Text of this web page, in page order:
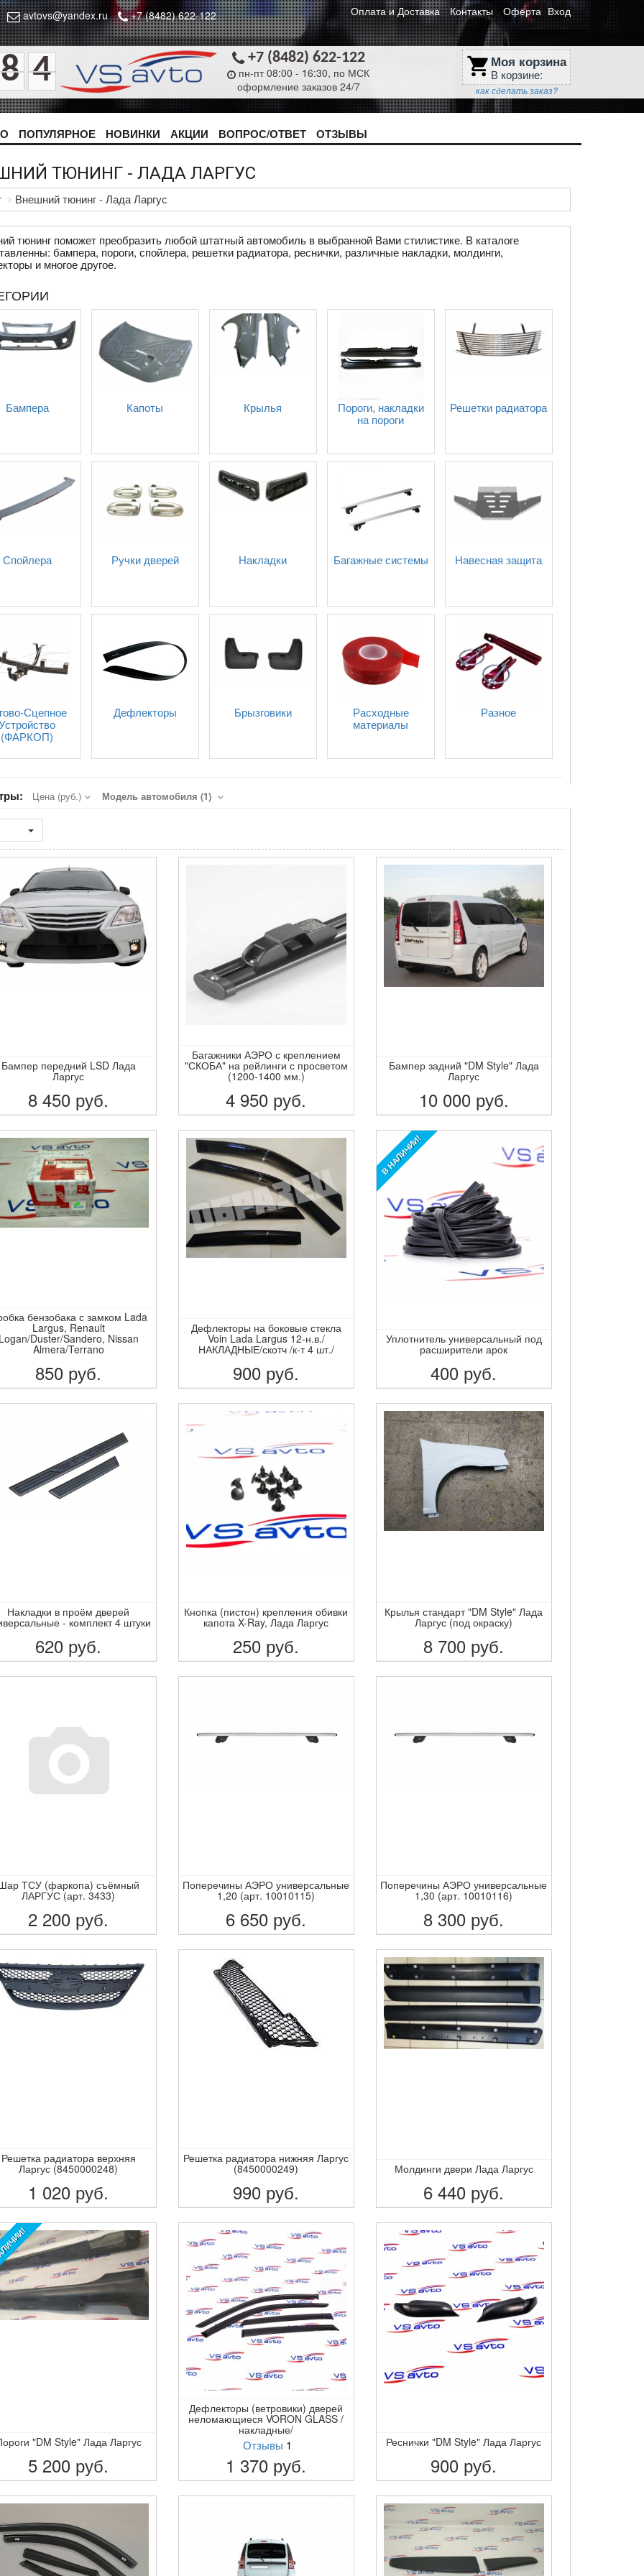
avtovs@yandex.ru +7 (8482) 622-122 Оплата и Доставка Контакты Оферта Вход
8 4 +7 (8482) 622-122
пн-пт 08:00 - 16:30, по МСК
оформление заказов 24/7
shopping_cart Моя корзина
В корзине:
как сделать заказ?
ПОПУЛЯРНОЕ НОВИНКИ АКЦИИ ВОПРОС/ОТВЕТ ОТЗЫВЫ
ТЮНИНГ - ЛАДА ЛАРГУС
Внешний тюнинг - Лада Ларгус
тюнинг поможет преобразить любой штатный автомобиль в выбранной Вами стилистике. В каталоге
бампера, пороги, спойлера, решетки радиатора, реснички, различные накладки, молдинги,
и многое другое.
Бампера Капоты Крылья
Пороги, накладки
на пороги
Решетки радиатора
Спойлера Ручки дверей Накладки Багажные системы Навесная защита
Сцепное
(ФАРКОП)
Дефлекторы Брызговики
Расходные
материалы
Разное
Цена (руб.) Модель автомобиля (1)
Бампер передний LSD Лада
Ларгус
8 450 руб.
ПОДРОБНЕЕ
Багажники АЭРО с креплением
"СКОБА" на рейлинги с просветом
(1200-1400 мм.)
4 950 руб.
ПОДРОБНЕЕ
Бампер задний "DM Style" Лада
Ларгус
10 000 руб.
ПОДРОБНЕЕ
бензобака с замком Lada
Largus, Renault
Duster/Sandero, Nissan
Almera/Terrano
850 руб.
ПОДРОБНЕЕ
Дефлекторы на боковые стекла
Voin Lada Largus 12-н.в./
НАКЛАДНЫЕ/скотч /к-т 4 шт./
900 руб.
ПОДРОБНЕЕ
В НАЛИЧИИ!
Уплотнитель универсальный под
расширители арок
400 руб.
ПОДРОБНЕЕ
Накладки в проём дверей
- комплект 4 штуки
620 руб.
ПОДРОБНЕЕ
Кнопка (пистон) крепления обивки
капота X-Ray, Лада Ларгус
250 руб.
ПОДРОБНЕЕ
Крылья стандарт "DM Style" Лада
Ларгус (под окраску)
8 700 руб.
ПОДРОБНЕЕ
ТСУ (фаркопа) съёмный
ЛАРГУС (арт. 3433)
2 200 руб.
ПОДРОБНЕЕ
Поперечины АЭРО универсальные
1,20 (арт. 10010115)
6 650 руб.
ПОДРОБНЕЕ
Поперечины АЭРО универсальные
1,30 (арт. 10010116)
8 300 руб.
ПОДРОБНЕЕ
Решетка радиатора верхняя
Ларгус (8450000248)
1 020 руб.
ПОДРОБНЕЕ
Решетка радиатора нижняя Ларгус
(8450000249)
990 руб.
ПОДРОБНЕЕ
Молдинги двери Лада Ларгус
6 440 руб.
ПОДРОБНЕЕ
"DM Style" Лада Ларгус
5 200 руб.
ПОДРОБНЕЕ
Дефлекторы (ветровики) дверей
неломающиеся VORON GLASS /
накладные/
Отзывы 1
1 370 руб.
ПОДРОБНЕЕ
Реснички "DM Style" Лада Ларгус
900 руб.
ПОДРОБНЕЕ